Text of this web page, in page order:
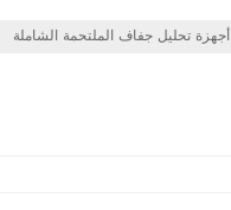
أجهزة تحليل جفاف الملتحمة الشاملة